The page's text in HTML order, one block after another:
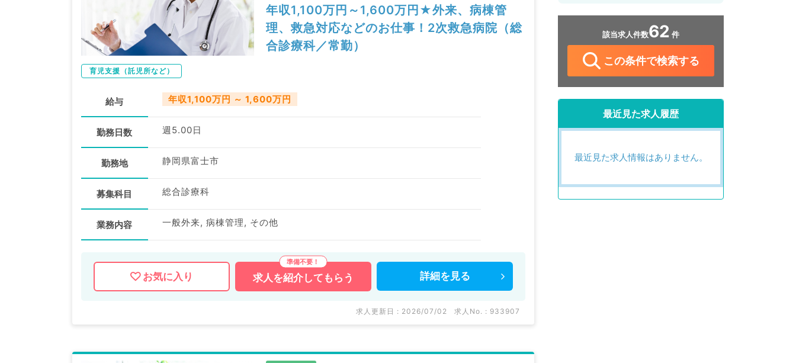
年収1,100万円～1,600万円★外来、病棟管
理、救急対応などのお仕事！2次救急病院（総
合診療科／常勤）
育児支援（託児所など）
給与 年収1,100万円 ～ 1,600万円
勤務日数 週5.00日
勤務地 静岡県富士市
募集科目 総合診療科
業務内容 一般外来, 病棟管理, その他
お気に入り 求人を紹介してもらう 詳細を 見る
求人更新日 : 2026/07/02 求人No. : 933907
該当求人件数62 件
この条件で検索する
最近見た求人履歴
最近見た求人情報はありません。